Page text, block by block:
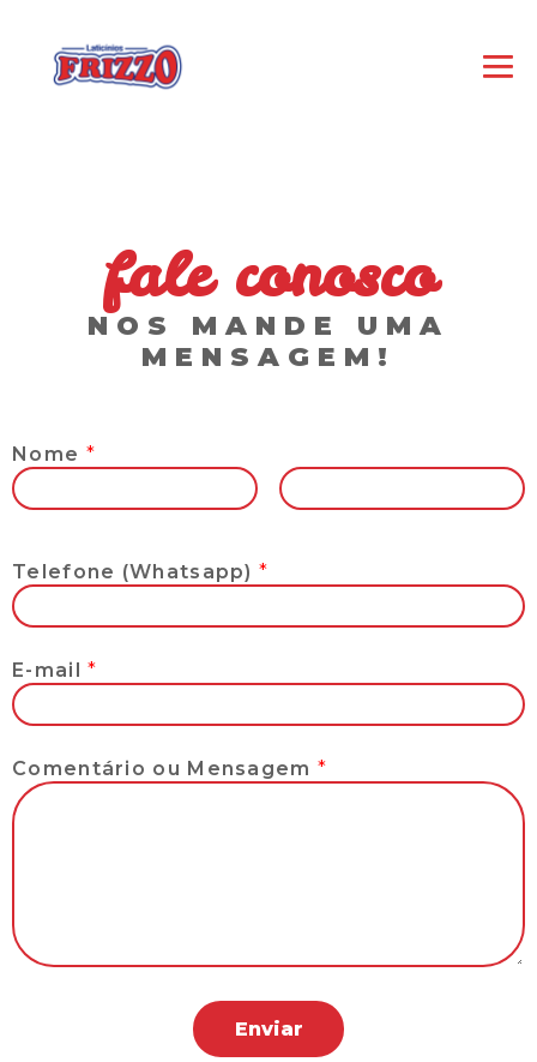
fale conosco
NOS MANDE UMA
MENSAGEM!
Nome *
Telefone (Whatsapp) *
E-mail*
Comentário ou Mensagem *
Enviar